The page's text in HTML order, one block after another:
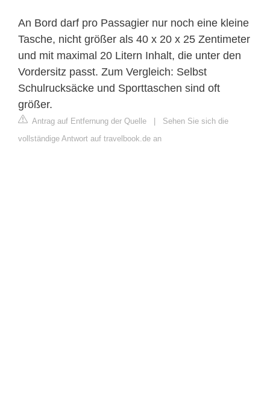
An Bord darf pro Passagier nur noch eine kleine
Tasche, nicht größer als 40 x 20 x 25 Zentimeter
und mit maximal 20 Litern Inhalt, die unter den
Vordersitz passt. Zum Vergleich: Selbst
Schulrucksäcke und Sporttaschen sind oft
größer.
Antrag auf Entfernung der Quelle | Sehen Sie sich die
vollständige Antwort auf travelbook.de an